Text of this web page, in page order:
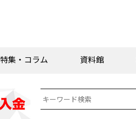
特集・コラム 資料館